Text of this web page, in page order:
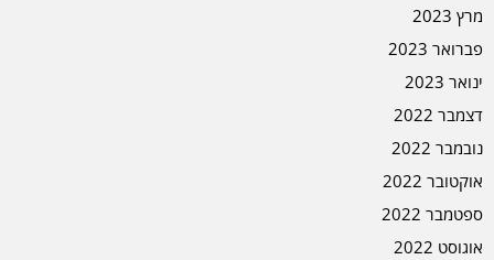
מרץ 2023
פברואר 2023
ינואר 2023
דצמבר 2022
נובמבר 2022
אוקטובר 2022
ספטמבר 2022
אוגוסט 2022